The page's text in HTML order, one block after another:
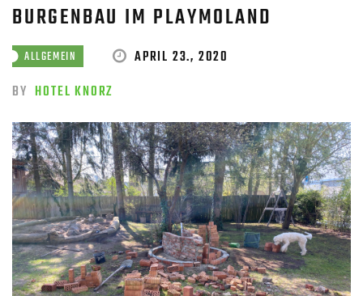
BURGENBAU IM PLAYMOLAND
ALLGEMEIN
APRIL 23., 2020
BY HOTEL KNORZ